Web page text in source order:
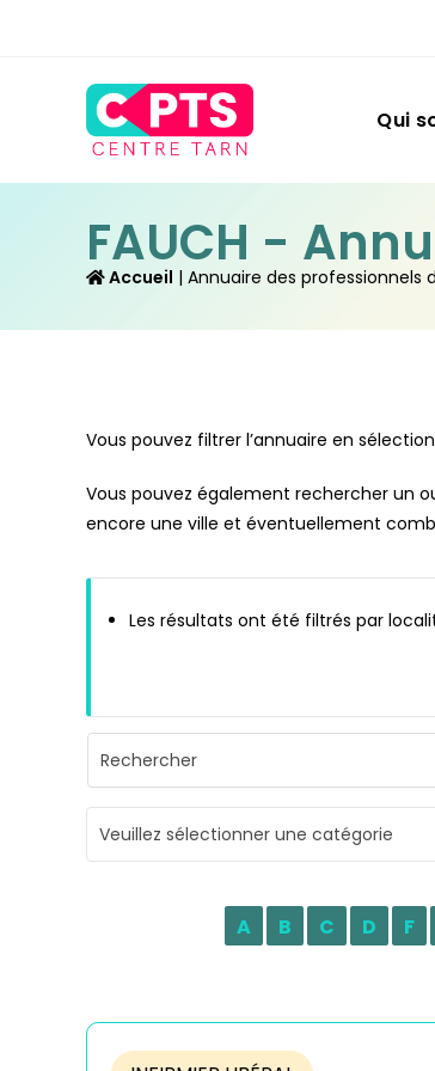
Qui
FAUCH -
Accueil | Annuaire des professionnels
Vous pouvez filtrer l’annuaire en
Vous pouvez également rechercher un
encore une ville et éventuellement
Les résultats ont été filtrés par
Veuillez sélectionner une catégorie
A B C D F